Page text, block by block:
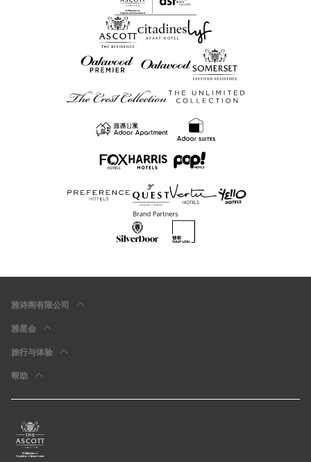
雅诗阁有限公司
雅星会
旅行与体验
帮助